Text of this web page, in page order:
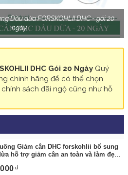
Dầu dừa FORSKOHLII DHC - gói 20
ngày
DHC Gói 20 Ngày Quý
chính hãng để có thể chọn
sách đãi ngộ cũng như hỗ
Giảm cân DHC forskohlii bổ sung
hỗ trợ giảm cân an toàn và làm đẹp